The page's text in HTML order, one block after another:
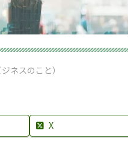
ネスのこと）
X